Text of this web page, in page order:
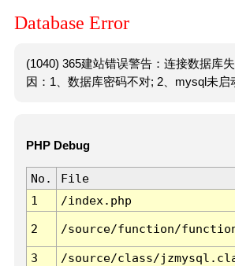
Database Error
(1040) 365建站错误警告：连接数据库
因：1、数据库密码不对; 2、mysql未启
PHP Debug
No. File
1
/index.php
2 /source/function/
3 /source/class/